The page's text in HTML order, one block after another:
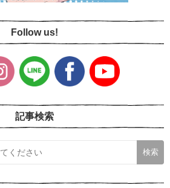
Follow us!
記事検索